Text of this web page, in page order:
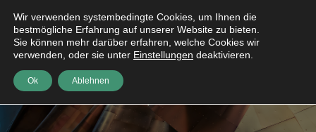
Wir verwenden systembedingte Cookies, um Ihnen die
bestmögliche Erfahrung auf unserer Website zu bieten.
Sie können mehr darüber erfahren, welche Cookies wir
verwenden, oder sie unter Einstellungen deaktivieren.
Ok Ablehnen